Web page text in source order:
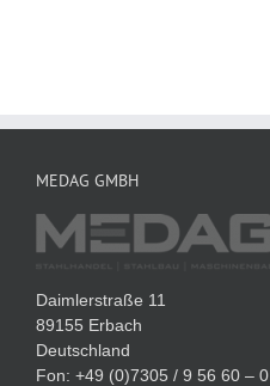
MEDAG GMBH
Daimlerstraße 11
89155 Erbach
Deutschland
Fon: +49 (0)7305 / 9 56 60 – 0